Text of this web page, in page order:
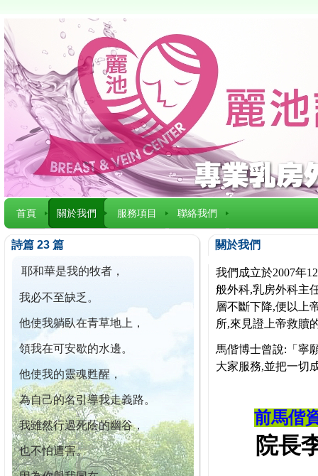
首頁 關於我們 服務項目 聯絡我們
詩篇 23 篇
耶和華是我的牧者，
我必不至缺乏。
他使我躺臥在青草地上，
領我在可安歇的水邊。
他使我的靈魂甦醒，
為自己的名引導我走義路。
我雖然行過死蔭的幽谷，
也不怕遭害。
關於我們
我們成立於2007年
般外科,乳房外科主
層不斷下降,便以上
所,來見證上帝救贖
馬偕博士曾說:「寧
大家服務,並把一切
前馬偕
院長李